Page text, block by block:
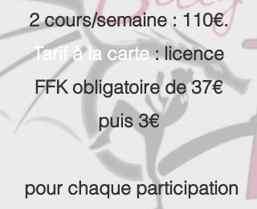
2 cours/semaine : 110€.
Tarif à la carte: licence
FFK obligatoire de 37€
puis 3€
pour chaque participation